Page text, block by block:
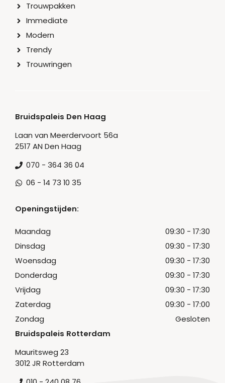
Trouwpakken
Immediate
Modern
Trendy
Trouwringen
Bruidspaleis Den Haag
Laan van Meerdervoort 56a
2517 AN Den Haag
070 - 364 36 04
06 - 14 73 10 35
Openingstijden:
Maandag
09:30 - 17:30
Dinsdag
09:30 - 17:30
Woensdag
09:30 - 17:30
Donderdag
09:30 - 17:30
Vrijdag
09:30 - 17:30
Zaterdag
09:30 - 17:00
Zondag
Gesloten
Bruidspaleis Rotterdam
Mauritsweg 23
3012 JR Rotterdam